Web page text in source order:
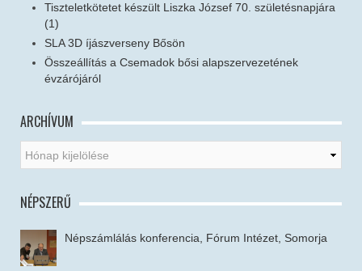
Tiszteletkötetet készült Liszka József 70. születésnapjára
(1)
SLA 3D íjászverseny Bősön
Összeállítás a Csemadok bősi alapszervezetének
évzárójáról
ARCHÍVUM
NÉPSZERŰ
Népszámlálás konferencia, Fórum Intézet, Somorja